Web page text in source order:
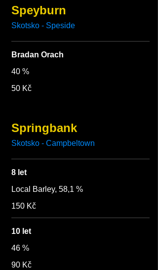
Speyburn
Skotsko - Speside
Bradan Orach
40 %
50 Kč
Springbank
Skotsko - Campbeltown
8 let
Local Barley, 58,1 %
150 Kč
10 let
46 %
90 Kč